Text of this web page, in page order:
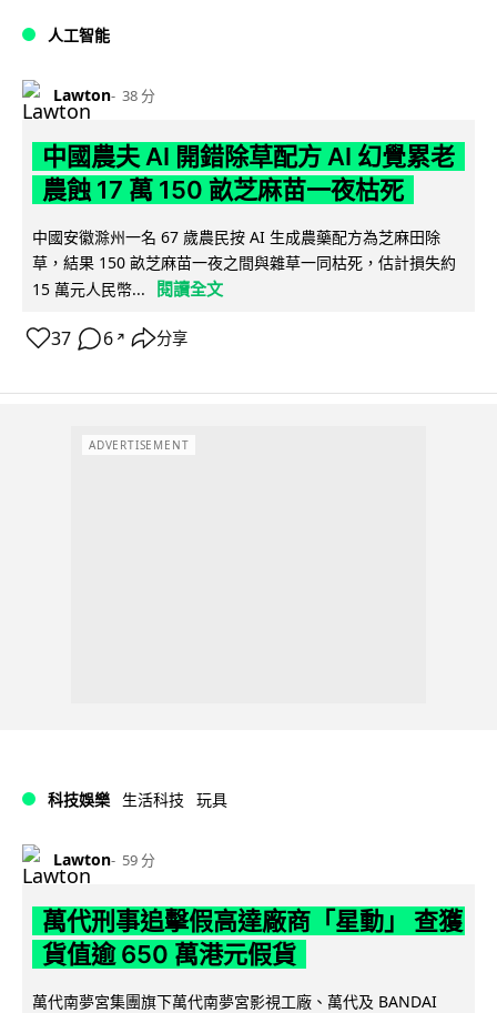
人工智能
Lawton 38 分
中國農夫 AI 開錯除草配方 AI 幻覺累老
農蝕 17 萬 150 畝芝麻苗一夜枯死
中國安徽滁州一名 67 歲農民按 AI 生成農藥配方為芝麻田除
草，結果 150 畝芝麻苗一夜之間與雜草一同枯死，估計損失約
15 萬元人民幣...
閱讀全文
37 6 ↗ 分享
ADVERTISEMENT
科技娛樂 生活科技 玩具
Lawton 59 分
萬代刑事追擊假高達廠商「星動」 查獲
貨值逾 650 萬港元假貨
萬代南夢宮集團旗下萬代南夢宮影視工廠、萬代及 BANDAI